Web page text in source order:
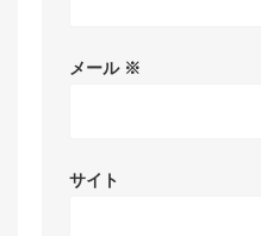
メール ※
サイト